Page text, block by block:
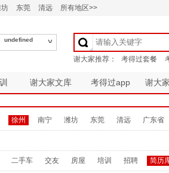
东莞 清远 所有地区>>
undefined
谢大家文库 考得过app 谢大
徐州 南宁 潍坊 东莞 清远 广东省
二手车 交友 房屋 培训 招聘 简历